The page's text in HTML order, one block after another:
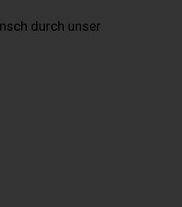
durch unser